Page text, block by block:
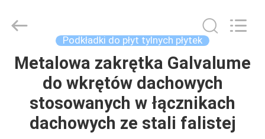
DO
DOMU
PRODUKTY
Product
Limited.
Reserved.
Podkładki do płyt tylnych płytek
Metalowa zakrętka Galvalume
do wkrętów dachowych
stosowanych w łącznikach
dachowych ze stali falistej